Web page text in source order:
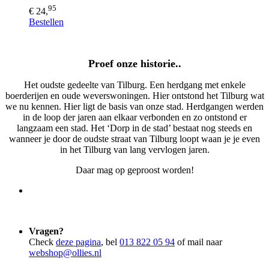
€ 24,95
Bestellen
Proef onze historie..
Het oudste gedeelte van Tilburg. Een herdgang met enkele
boerderijen en oude weverswoningen. Hier ontstond het Tilburg wat
we nu kennen. Hier ligt de basis van onze stad. Herdgangen werden
in de loop der jaren aan elkaar verbonden en zo ontstond er
langzaam een stad. Het ‘Dorp in de stad’ bestaat nog steeds en
wanneer je door de oudste straat van Tilburg loopt waan je je even
in het Tilburg van lang vervlogen jaren.
Daar mag op geproost worden!
Vragen?
Check deze pagina, bel 013 822 05 94 of mail naar
webshop@ollies.nl